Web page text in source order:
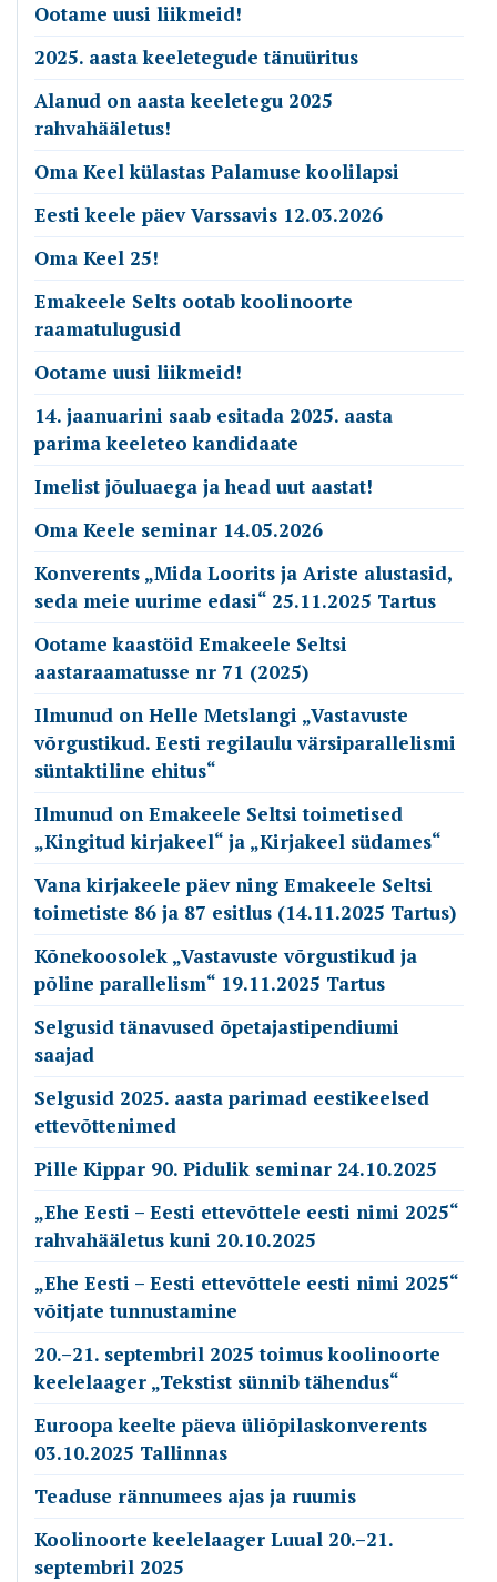
Ootame uusi liikmeid!
2025. aasta keeletegude tänuüritus
Alanud on aasta keeletegu 2025
rahvahääletus!
Oma Keel külastas Palamuse koolilapsi
Eesti keele päev Varssavis 12.03.2026
Oma Keel 25!
Emakeele Selts ootab koolinoorte
raamatulugusid
Ootame uusi liikmeid!
14. jaanuarini saab esitada 2025. aasta
parima keeleteo kandidaate
Imelist jõuluaega ja head uut aastat!
Oma Keele seminar 14.05.2026
Konverents „Mida Loorits ja Ariste alustasid,
seda meie uurime edasi“ 25.11.2025 Tartus
Ootame kaastöid Emakeele Seltsi
aastaraamatusse nr 71 (2025)
Ilmunud on Helle Metslangi „Vastavuste
võrgustikud. Eesti regilaulu värsiparallelismi
süntaktiline ehitus“
Ilmunud on Emakeele Seltsi toimetised
„Kingitud kirjakeel“ ja „Kirjakeel südames“
Vana kirjakeele päev ning Emakeele Seltsi
toimetiste 86 ja 87 esitlus (14.11.2025 Tartus)
Kõnekoosolek „Vastavuste võrgustikud ja
põline parallelism“ 19.11.2025 Tartus
Selgusid tänavused õpetajastipendiumi
saajad
Selgusid 2025. aasta parimad eestikeelsed
ettevõttenimed
Pille Kippar 90. Pidulik seminar 24.10.2025
„Ehe Eesti – Eesti ettevõttele eesti nimi 2025“
rahvahääletus kuni 20.10.2025
„Ehe Eesti – Eesti ettevõttele eesti nimi 2025“
võitjate tunnustamine
20.–21. septembril 2025 toimus koolinoorte
keelelaager „Tekstist sünnib tähendus“
Euroopa keelte päeva üliõpilaskonverents
03.10.2025 Tallinnas
Teaduse rännumees ajas ja ruumis
Koolinoorte keelelaager Luual 20.–21.
septembril 2025